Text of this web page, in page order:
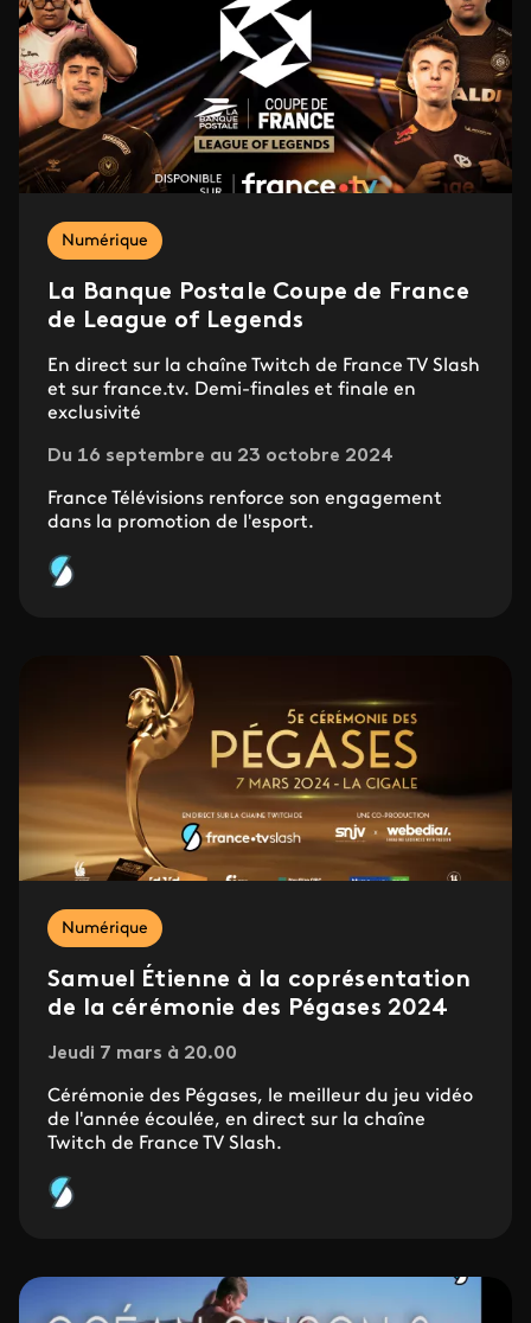
Numérique
La Banque Postale Coupe de France
de League of Legends
En direct sur la chaîne Twitch de France TV Slash
et sur france.tv. Demi-finales et finale en
exclusivité
Du 16 septembre au 23 octobre 2024
France Télévisions renforce son engagement
dans la promotion de l'esport.
Numérique
Samuel Étienne à la coprésentation
de la cérémonie des Pégases 2024
Jeudi 7 mars à 20.00
Cérémonie des Pégases, le meilleur du jeu vidéo
de l'année écoulée, en direct sur la chaîne
Twitch de France TV Slash.